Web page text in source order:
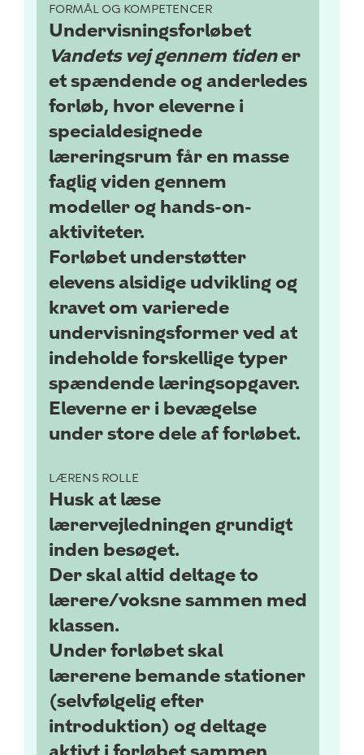
FORMÅL OG KOMPETENCER
Undervisningsforløbet
Vandets vej gennem tidener
et spændende og anderledes
forløb, hvor eleverne i
specialdesignede
læreringsrum får en masse
faglig viden gennem
modeller og hands-on-
aktiviteter.
Forløbet understøtter
elevens alsidige udvikling og
kravet om varierede
undervisningsformer ved at
indeholde forskellige typer
spændende læringsopgaver.
Eleverne er i bevægelse
under store dele af forløbet.
LÆRENS ROLLE
Husk at læse
lærervejledningen grundigt
inden besøget.
Der skal altid deltage to
lærere/voksne sammen med
klassen.
Under forløbet skal
lærerene bemande stationer
(selvfølgelig efter
introduktion) og deltage